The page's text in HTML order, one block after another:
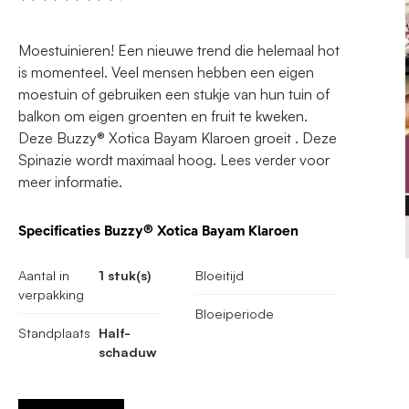
Moestuinieren! Een nieuwe trend die helemaal hot
is momenteel. Veel mensen hebben een eigen
moestuin of gebruiken een stukje van hun tuin of
balkon om eigen groenten en fruit te kweken.
Deze Buzzy® Xotica Bayam Klaroen groeit . Deze
Spinazie wordt maximaal hoog. Lees verder voor
meer informatie.
Specificaties Buzzy® Xotica Bayam Klaroen
Aantal in
verpakking
1 stuk(s)
Standplaats
Half-
schaduw
Bloeitijd
Bloeiperiode